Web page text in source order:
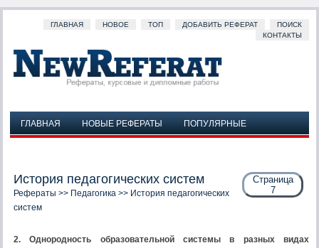
ГЛАВНАЯ НОВОЕ ТОП ДОБАВИТЬ РЕФЕРАТ
ПОИСК
КОНТАКТЫ
ГЛАВНАЯ НОВЫЕ РЕФЕРАТЫ
ПОПУЛЯРНЫЕ
Страница
7
История педагогических систем
Рефераты >> Педагогика >> История педагогических
систем
2. Однородность образовательной системы в разных видах